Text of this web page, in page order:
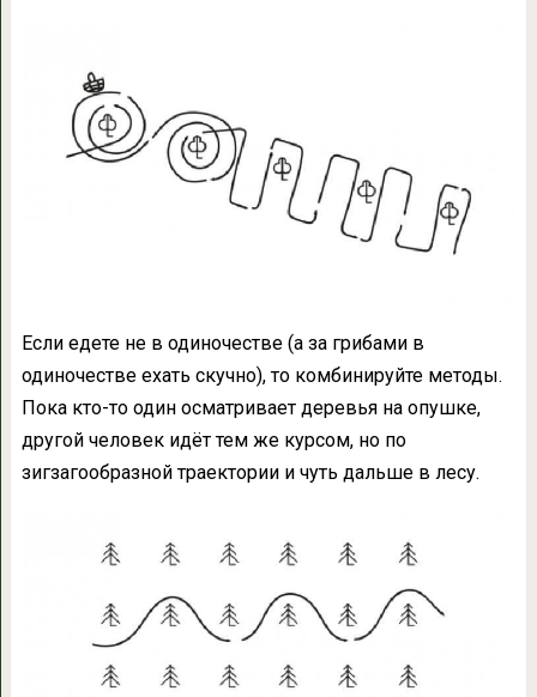
Если едете не в одиночестве (а за грибами в
одиночестве ехать скучно), то комбинируйте методы.
Пока кто-то один осматривает деревья на опушке,
другой человек идёт тем же курсом, но по
зигзагообразной траектории и чуть дальше в лесу.